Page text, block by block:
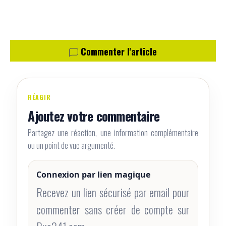
Commenter l'article
RÉAGIR
Ajoutez votre commentaire
Partagez une réaction, une information complémentaire
ou un point de vue argumenté.
Connexion par lien magique
Recevez un lien sécurisé par email pour
commenter sans créer de compte sur